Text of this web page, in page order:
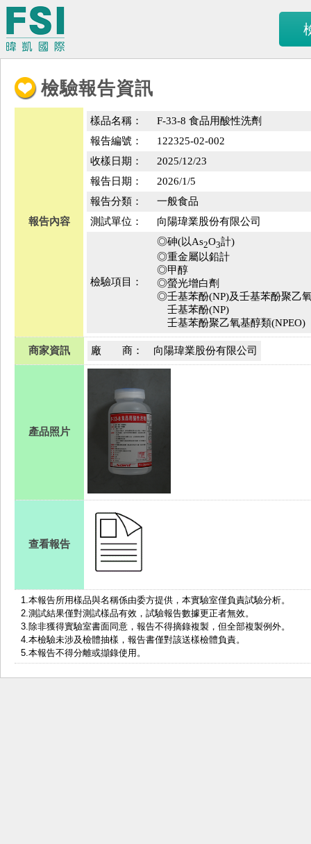
檢驗報告資訊
報告內容
樣品名稱：
F-33-8 食品用酸性洗劑
報告編號：
122325-02-002
收樣日期：
2025/12/23
報告日期：
2026/1/5
報告分類：
一般食品
測試單位：
向陽瑋業股份有限公司
檢驗項目：
◎砷(以As2O3計)
◎重金屬以鉛計
◎甲醇
◎螢光增白劑
◎壬基苯酚(NP)及壬基苯酚聚乙
壬基苯酚(NP)
壬基苯酚聚乙氧基醇類(NPEO)
商家資訊 廠 商： 向陽瑋業股份有限公司
產品照片
查看報告
1.本報告所用樣品與名稱係由委方提供，本實驗室僅負責試驗分析。
2.測試結果僅對測試樣品有效，試驗報告數據更正者無效。
3.除非獲得實驗室書面同意，報告不得摘錄複製，但全部複製例外。
4.本檢驗未涉及檢體抽樣，報告書僅對該送樣檢體負責。
5.本報告不得分離或擷錄使用。